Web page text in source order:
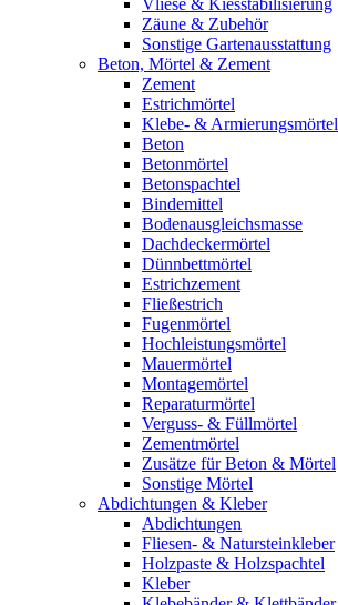
Vliese & Kiesstabilisierung
Zäune & Zubehör
Sonstige Gartenausstattung
Beton, Mörtel & Zement
Zement
Estrichmörtel
Klebe- & Armierungsmörtel
Beton
Betonmörtel
Betonspachtel
Bindemittel
Bodenausgleichsmasse
Dachdeckermörtel
Dünnbettmörtel
Estrichzement
Fließestrich
Fugenmörtel
Hochleistungsmörtel
Mauermörtel
Montagemörtel
Reparaturmörtel
Verguss- & Füllmörtel
Zementmörtel
Zusätze für Beton & Mörtel
Sonstige Mörtel
Abdichtungen & Kleber
Abdichtungen
Fliesen- & Natursteinkleber
Holzpaste & Holzspachtel
Kleber